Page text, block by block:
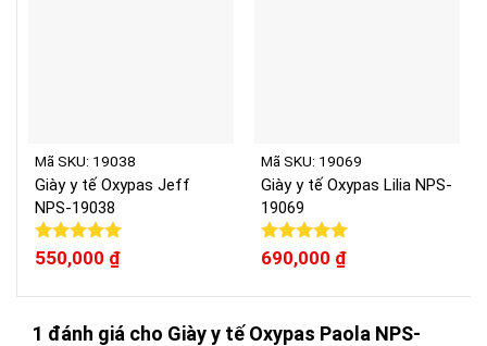
Mã SKU: 19038
Giày y tế Oxypas Jeff
NPS-19038
Được xếp
hạng
550,000 ₫
Mã SKU: 19069
Giày y tế Oxypas Lilia NPS-
19069
Được xếp
hạng
690,000 ₫
1 đánh giá cho Giày y tế Oxypas Paola NPS-